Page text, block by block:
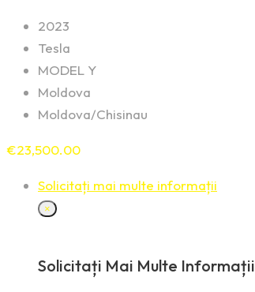
2023
Tesla
MODEL Y
Moldova
Moldova/Chisinau
€23,500.00
Solicitați mai multe informații
×
Solicitați Mai Multe Informații